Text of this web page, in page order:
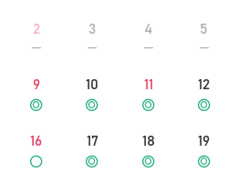
2 3 4 5
9 10 11 12
16 17 18 19